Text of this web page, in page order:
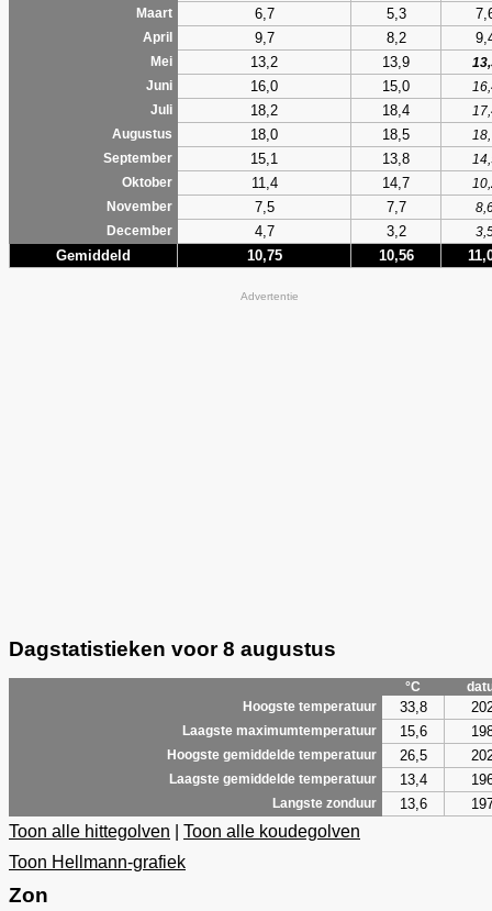
Maart 6,7 5,3
April 9,7 8,2
Mei 13,2 13,9
Juni
16,0 15,0
Juli
18,2 18,4
Augustus
18,0 18,5
September
15,1 13,8
Oktober
11,4 14,7
November
7,5 7,7
December
4,7 3,2
Gemiddeld 10,75 10,56
Advertentie
Dagstatistieken voor 8 augustus
°C
Hoogste temperatuur
33,8
Laagste maximumtemperatuur 15,6
Hoogste gemiddelde temperatuur 26,5
Laagste gemiddelde temperatuur 13,4
Langste zonduur 13,6
Toon alle hittegolven
Toon alle koudegolven
Toon Hellmann-grafiek
Zon